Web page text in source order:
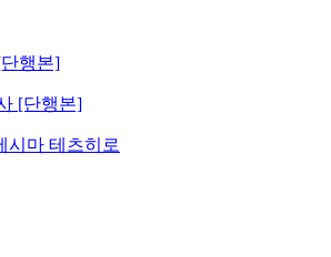
[단행본]
시마 테츠히로